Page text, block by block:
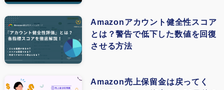
(1)
(3)
Amazonアカウント健全性スコア
とは？警告で低下した数値を回復
させる方法
Amazon売上保留金は戻ってく